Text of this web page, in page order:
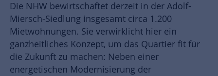
Die NHW bewirtschaftet derzeit in der Adolf-
Miersch-Siedlung insgesamt circa 1.200
Mietwohnungen. Sie verwirklicht hier ein
ganzheitliches Konzept, um das Quartier fit für
die Zukunft zu machen: Neben einer
energetischen Modernisierung der